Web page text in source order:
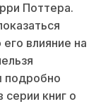
Поттера.
влияние на
подробно
книг о